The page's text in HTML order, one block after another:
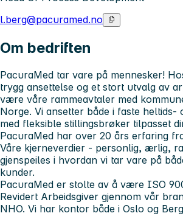
l.berg@pacuramed.no
Om bedriften
PacuraMed tar vare på mennesker!
trygg ansettelse og et stort utvalg av
være våre rammeavtaler med
Norge. Vi ansetter både i faste heltids-
med fleksible stillingsbrøker tilpasset
PacuraMed har over 20 års erfaring
Våre kjerneverdier - personlig, ærlig,
gjenspeiles i hvordan vi tar vare på
kunder.
PacuraMed er stolte av å være ISO
Revidert Arbeidsgiver gjennom vår
NHO. Vi har kontor både i Oslo og